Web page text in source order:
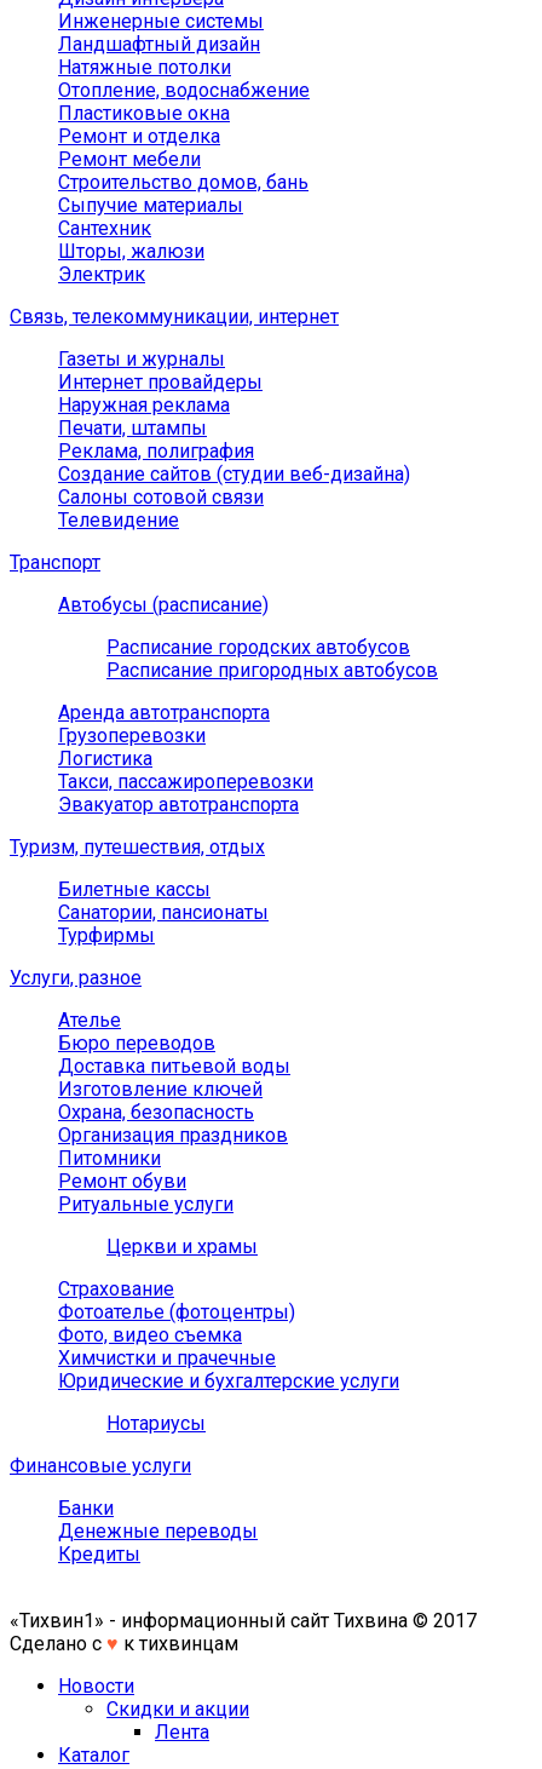
Инженерные системы
Ландшафтный дизайн
Натяжные потолки
Отопление, водоснабжение
Пластиковые окна
Ремонт и отделка
Ремонт мебели
Строительство домов, бань
Сыпучие материалы
Сантехник
Шторы, жалюзи
Электрик
Связь, телекоммуникации, интернет
Газеты и журналы
Интернет провайдеры
Наружная реклама
Печати, штампы
Реклама, полиграфия
Создание сайтов (студии веб-дизайна)
Салоны сотовой связи
Телевидение
Транспорт
Автобусы (расписание)
Расписание городских автобусов
Расписание пригородных автобусов
Аренда автотранспорта
Грузоперевозки
Логистика
Такси, пассажироперевозки
Эвакуатор автотранспорта
Туризм, путешествия, отдых
Билетные кассы
Санатории, пансионаты
Турфирмы
Услуги, разное
Ателье
Бюро переводов
Доставка питьевой воды
Изготовление ключей
Охрана, безопасность
Организация праздников
Питомники
Ремонт обуви
Ритуальные услуги
Церкви и храмы
Страхование
Фотоателье (фотоцентры)
Фото, видео съемка
Химчистки и прачечные
Юридические и бухгалтерские услуги
Нотариусы
Финансовые услуги
Банки
Денежные переводы
Кредиты
«Тихвин1» - информационный сайт Тихвина © 2017
Сделано с ♥ к тихвинцам
Новости
Скидки и акции
Лента
Каталог